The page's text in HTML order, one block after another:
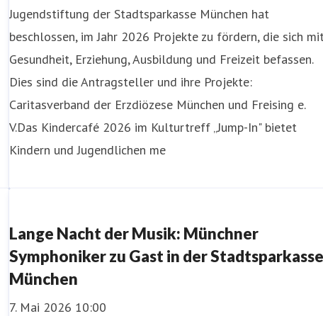
Jugendstiftung der Stadtsparkasse München hat
beschlossen, im Jahr 2026 Projekte zu fördern, die sich
Gesundheit, Erziehung, Ausbildung und Freizeit befassen.
Dies sind die Antragsteller und ihre Projekte:
Caritasverband der Erzdiözese München und Freising e.
V.Das Kindercafé 2026 im Kulturtreff „Jump-In" bietet
Kindern und Jugendlichen me
Lange Nacht der Musik: Münchner
Symphoniker zu Gast in der
München
7. Mai 2026 10:00